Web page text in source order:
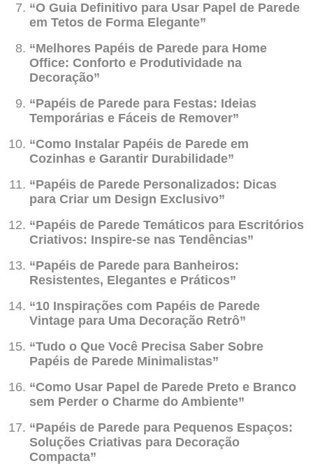
“O Guia Definitivo para Usar Papel de Parede
em Tetos de Forma Elegante”
“Melhores Papéis de Parede para Home
Office: Conforto e Produtividade na
Decoração”
“Papéis de Parede para Festas: Ideias
Temporárias e Fáceis de Remover”
“Como Instalar Papéis de Parede em
Cozinhas e Garantir Durabilidade”
“Papéis de Parede Personalizados: Dicas
para Criar um Design Exclusivo”
“Papéis de Parede Temáticos para Escritórios
Criativos: Inspire-se nas Tendências”
“Papéis de Parede para Banheiros:
Resistentes, Elegantes e Práticos”
“10 Inspirações com Papéis de Parede
Vintage para Uma Decoração Retrô”
“Tudo o Que Você Precisa Saber Sobre
Papéis de Parede Minimalistas”
“Como Usar Papel de Parede Preto e Branco
sem Perder o Charme do Ambiente”
“Papéis de Parede para Pequenos Espaços:
Soluções Criativas para Decoração
Compacta”